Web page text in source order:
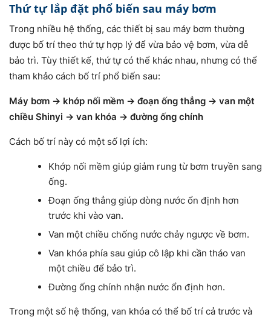
Thứ tự lắp đặt phổ biến sau máy bơm
Trong nhiều hệ thống, các thiết bị sau máy bơm thường
được bố trí theo thứ tự hợp lý để vừa bảo vệ bơm, vừa dễ
bảo trì. Tùy thiết kế, thứ tự có thể khác nhau, nhưng có thể
tham khảo cách bố trí phổ biến sau:
Máy bơm → khớp nối mềm → đoạn ống thẳng → van một
chiều Shinyi → van khóa → đường ống chính
Cách bố trí này có một số lợi ích:
Khớp nối mềm giúp giảm rung từ bơm truyền sang
ống.
Đoạn ống thẳng giúp dòng nước ổn định hơn
trước khi vào van.
Van một chiều chống nước chảy ngược về bơm.
Van khóa phía sau giúp cô lập khi cần tháo van
một chiều để bảo trì.
Đường ống chính nhận nước ổn định hơn.
Trong một số hệ thống, van khóa có thể bố trí cả trước và